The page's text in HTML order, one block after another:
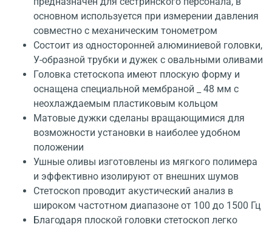
основном используется при измерении давления
совместно с механическим тонометром
Состоит из односторонней алюминиевой головки,
У-образной трубки и дужек с овальными оливами
Головка стетоскопа имеют плоскую форму и
оснащена специальной мембраной _ 48 мм с
неохлаждаемым пластиковым кольцом
Матовые дужки сделаны вращающимися для
возможности установки в наиболее удобном
положении
Ушные оливы изготовлены из мягкого полимера
и эффективно изолируют от внешних шумов
Стетоскоп проводит акустический анализ в
широком частотном диапазоне от 100 до 1500 Гц
Благодаря плоской головки стетоскоп легко